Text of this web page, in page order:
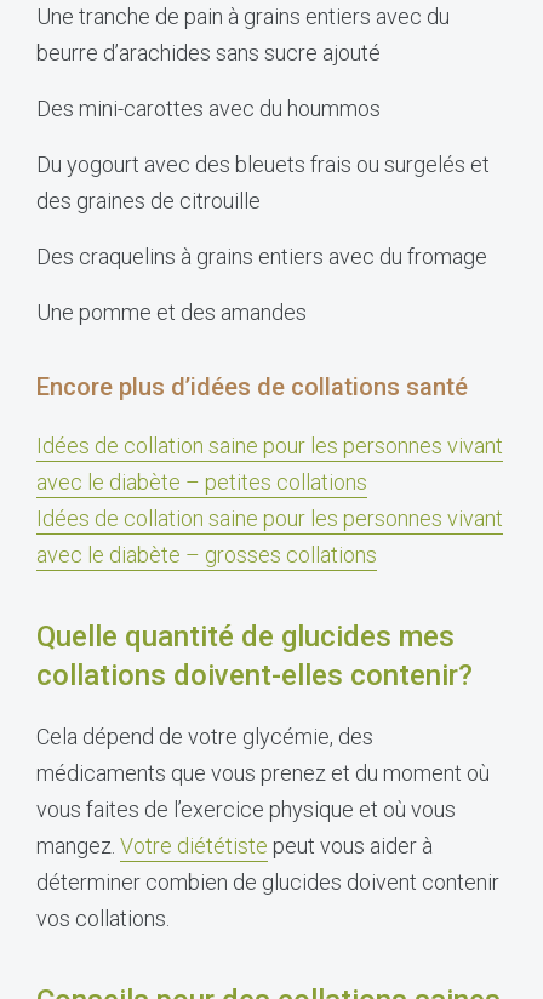
Une tranche de pain à grains entiers avec du
beurre d’arachides sans sucre ajouté
Des mini-carottes avec du hoummos
Du yogourt avec des bleuets frais ou surgelés et
des graines de citrouille
Des craquelins à grains entiers avec du fromage
Une pomme et des amandes
Encore plus d’idées de collations santé
Idées de collation saine pour les personnes vivant
avec le diabète – petites collations
Idées de collation saine pour les personnes vivant
avec le diabète – grosses collations
Quelle quantité de glucides mes
collations doivent-elles contenir?
Cela dépend de votre glycémie, des
médicaments que vous prenez et du moment où
vous faites de l’exercice physique et où vous
mangez. Votre diététiste peut vous aider à
déterminer combien de glucides doivent contenir
vos collations.